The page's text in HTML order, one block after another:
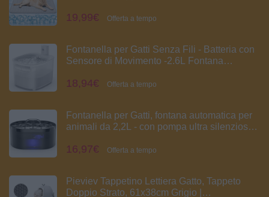
Lavabile, Tappetino Refrigerante per Cani per
19,99€ Offerta a tempo
Fontanella per Gatti Senza Fili - Batteria con
Sensore di Movimento -2.6L Fontana
Ricaricabile Distributore Silenzioso
18,94€ Offerta a tempo
Fontanella per Gatti, fontana automatica per
animali da 2,2L - con pompa ultra silenziosa
interni per gatti, cani, Super Silenziosa
16,97€ Offerta a tempo
Pieviev Tappetino Lettiera Gatto, Tappeto
Doppio Strato, 61x38cm Grigio |